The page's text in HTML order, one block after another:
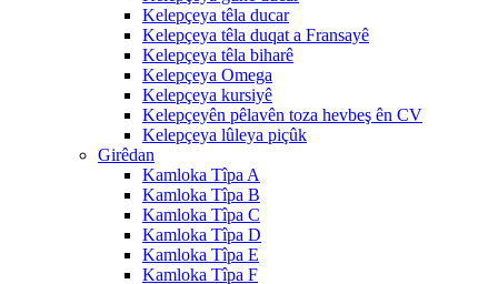
Kelepçeya têla ducar
Kelepçeya têla duqat a Fransayê
Kelepçeya têla biharê
Kelepçeya Omega
Kelepçeya kursiyê
Kelepçeyên pêlavên toza hevbeş ên CV
Kelepçeya lûleya piçûk
Girêdan
Kamloka Tîpa A
Kamloka Tîpa B
Kamloka Tîpa C
Kamloka Tîpa D
Kamloka Tîpa E
Kamloka Tîpa F